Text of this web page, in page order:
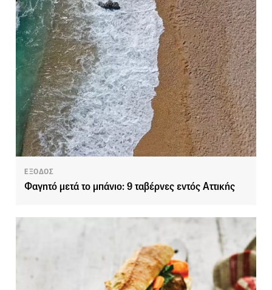
ΕΞΟΔΟΣ
Φαγητό μετά το μπάνιο: 9 ταβέρνες εντός Αττικής